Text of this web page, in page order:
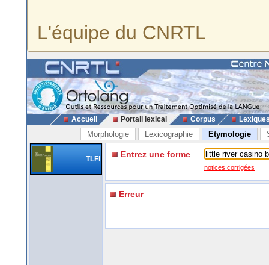
L'équipe du CNRTL
Accueil Portail lexical Corpus
Morphologie Lexicographie Etymologie
TLFi Entrez une forme
notices corrigées
Erreur